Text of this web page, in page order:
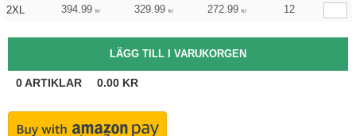
2XL
394.99 kr 329.99 kr 272.99 kr 12
0ARTIKLAR 0.00 KR